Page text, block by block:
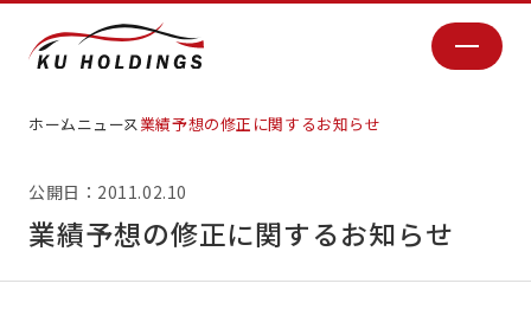
ホームニュース業績予想の修正に関するお知らせ
公開日：2011.02.10
業績予想の修正に関するお知らせ